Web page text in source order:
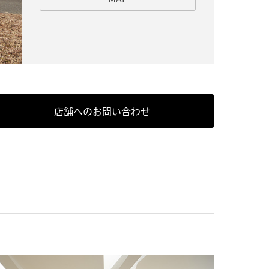
店舗へのお問い合わせ